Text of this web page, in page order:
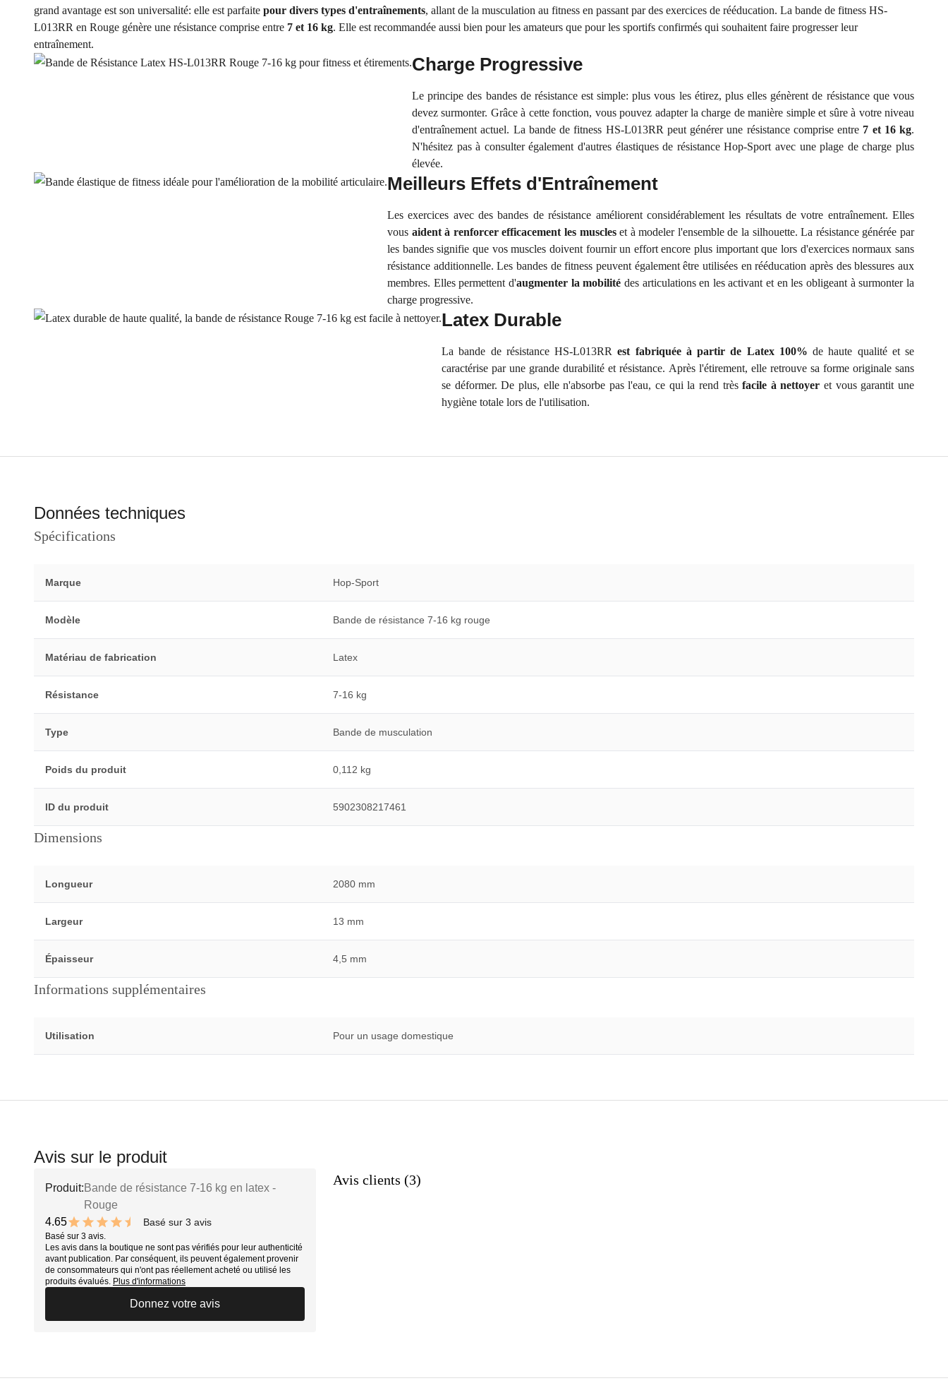
grand avantage est son universalité: elle est parfaite pour divers types d'entraînements, allant de la musculation au fitness en passant par des exercices de rééducation. La bande de fitness HS-
L013RR en Rouge génère une résistance comprise entre 7 et 16 kg. Elle est recommandée aussi bien pour les amateurs que pour les sportifs confirmés qui souhaitent faire progresser leur
entraînement.
Charge Progressive
Le principe des bandes de résistance est simple: plus vous les étirez, plus elles génèrent de résistance que vous
devez surmonter. Grâce à cette fonction, vous pouvez adapter la charge de manière simple et sûre à votre niveau
d'entraînement actuel. La bande de fitness HS-L013RR peut générer une résistance comprise entre 7 et 16 kg.
N'hésitez pas à consulter également d'autres élastiques de résistance Hop-Sport avec une plage de charge plus
élevée.
Meilleurs Effets d'Entraînement
Les exercices avec des bandes de résistance améliorent considérablement les résultats de votre entraînement. Elles
vous aident à renforcer efficacement les muscleset à modeler l'ensemble de la silhouette. La résistance générée par
les bandes signifie que vos muscles doivent fournir un effort encore plus important que lors d'exercices normaux sans
résistance additionnelle. Les bandes de fitness peuvent également être utilisées en rééducation après des blessures aux
membres. Elles permettent d'augmenter la mobilité des articulations en les activant et en les obligeant à surmonter la
charge progressive.
Latex Durable
La bande de résistance HS-L013RRest fabriquée à partir de Latex 100% de haute qualité et se
caractérise par une grande durabilité et résistance. Après l'étirement, elle retrouve sa forme originale sans
se déformer. De plus, elle n'absorbe pas l'eau, ce qui la rend trèsfacile à nettoyer et vous garantit une
hygiène totale lors de l'utilisation.
Données techniques
Spécifications
Marque Hop-Sport
Modèle Bande de résistance 7-16 kg rouge
Matériau de fabrication Latex
Résistance 7-16 kg
Type Bande de musculation
Poids du produit 0,112 kg
ID du produit 5902308217461
Dimensions
Longueur 2080 mm
Largeur 13 mm
Épaisseur 4,5 mm
Informations supplémentaires
Utilisation Pour un usage domestique
Avis sur le produit
Produit: Bande de résistance 7-16 kg en latex -
Rouge
4.65
9.3 out of 10 stars
Basé sur 3 avis
Basé sur 3 avis.
Les avis dans la boutique ne sont pas vérifiés pour leur authenticité
avant publication. Par conséquent, ils peuvent également provenir
de consommateurs qui n'ont pas réellement acheté ou utilisé les
produits évalués. Plus d'informations
Donnez votre avis
Avis clients (3)